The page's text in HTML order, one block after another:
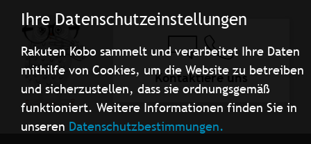
Ihre Datenschutzeinstellungen
Rakuten Kobo sammelt und verarbeitet Ihre Daten
mithilfe von Cookies, um die Website zu betreiben
und sicherzustellen, dass sie ordnungsgemäß
funktioniert. Weitere Informationen finden Sie in
unseren Datenschutzbestimmungen.
Kontaktiere uns